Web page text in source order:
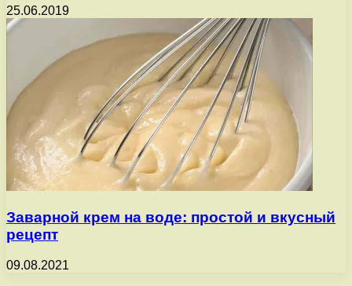
25.06.2019
Заварной крем на воде: простой и вкусный
рецепт
09.08.2021